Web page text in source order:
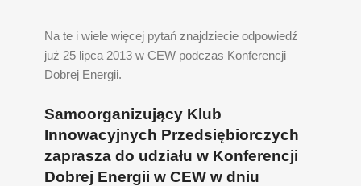
Na te i wiele więcej pytań znajdziecie odpowiedź
już 25 lipca 2013 w CEW podczas Konferencji
Dobrej Energii.
Samoorganizujący Klub
Innowacyjnych Przedsiębiorczych
zaprasza do udziału w Konferencji
Dobrej Energii w CEW w dniu